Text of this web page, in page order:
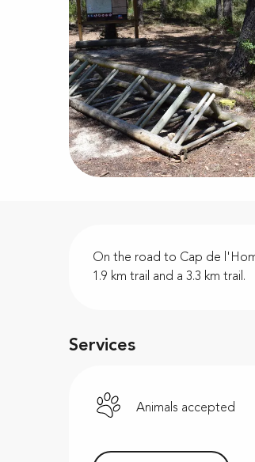
Description
On the road to Cap de
1.9 km trail and a 3.3 km trail.
Services
Animals accepted